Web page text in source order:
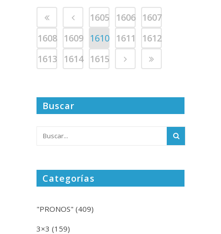
1605 1606
1607
1608
1609 1610 1611
1612
1613
1614 1615
Buscar
Categorías
"PRONOS" (409)
3×3 (159)